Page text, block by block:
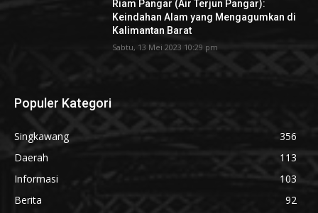
Riam Pangar (Air Terjun Pangar):
Keindahan Alam yang Mengagumkan di
Kalimantan Barat
Sabtu, 13 Mei 2023 10:29 pm
Populer Kategori
Singkawang
356
Daerah
113
Informasi
103
Berita
92